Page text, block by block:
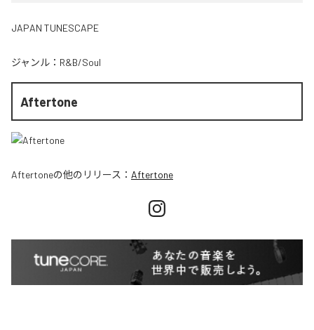
JAPAN TUNESCAPE
ジャンル： R&B/Soul
Aftertone
Aftertoneの他のリリース： Aftertone